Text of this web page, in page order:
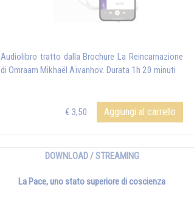
Audiolibro tratto dalla Brochure La Reincarnazione
di Omraam Mikhaël Aïvanhov. Durata 1h 20 minuti
€ 3,50 Aggiungi al carrello
DOWNLOAD / STREAMING
La Pace, uno stato superiore di coscienza